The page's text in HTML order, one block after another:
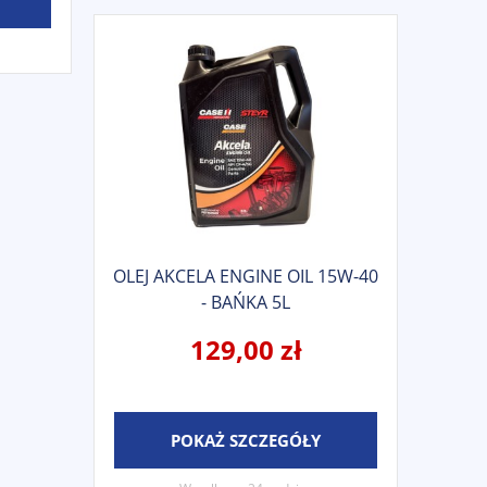
OLEJ AKCELA ENGINE OIL 15W-40
- BAŃKA 5L
129,00 zł
POKAŻ SZCZEGÓŁY